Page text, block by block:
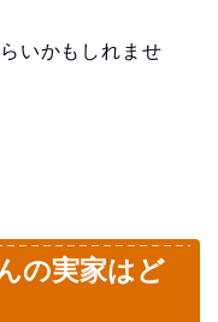
いかもしれませ
の実家はど